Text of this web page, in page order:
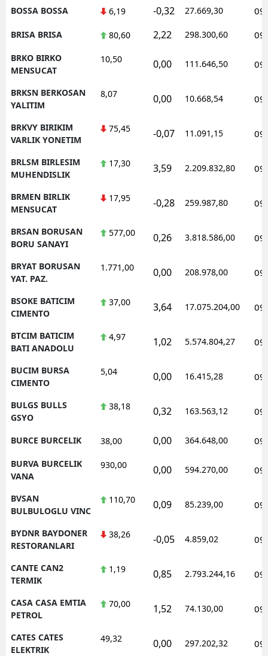
BOSSA BOSSA 6,19 -0,32 27.669,30
BRISA BRISA 80,60 2,22 298.300,60
BRKO BIRKO
MENSUCAT
10,50 0,00 111.646,50
BRKSN BERKOSAN
YALITIM
8,07 0,00 10.668,54
BRKVY BIRIKIM
VARLIK YONETIM
75,45 -0,07 11.091,15
BRLSM BIRLESIM
MUHENDISLIK
17,30 3,59 2.209.832,80
BRMEN BIRLIK
MENSUCAT
17,95 -0,28 259.987,80
BRSAN BORUSAN
BORU SANAYI
577,00 0,26 3.818.586,00
BRYAT BORUSAN
YAT. PAZ.
1.771,00 0,00 208.978,00
BSOKE BATICIM
CIMENTO
37,00 3,64 17.075.204,00
BTCIM BATICIM
BATI ANADOLU
4,97 1,02 5.574.804,27
BUCIM BURSA
CIMENTO
5,04 0,00 16.415,28
BULGS BULLS
GSYO
38,18 0,32 163.563,12
BURCE BURCELIK 38,00 0,00 364.648,00
BURVA BURCELIK
VANA
930,00 0,00 594.270,00
BVSAN
BULBULOGLU VINC
110,70 0,09 85.239,00
BYDNR BAYDONER
RESTORANLARI
38,26 -0,05 4.859,02
CANTE CAN2
TERMIK
1,19 0,85 2.793.244,16
CASA CASA EMTIA
PETROL
70,00 1,52 74.130,00
CATES CATES
ELEKTRIK
49,32 0,00 297.202,32